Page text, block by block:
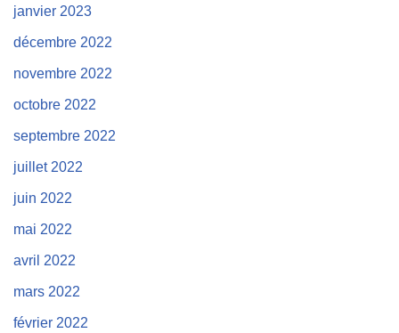
janvier 2023
décembre 2022
novembre 2022
octobre 2022
septembre 2022
juillet 2022
juin 2022
mai 2022
avril 2022
mars 2022
février 2022